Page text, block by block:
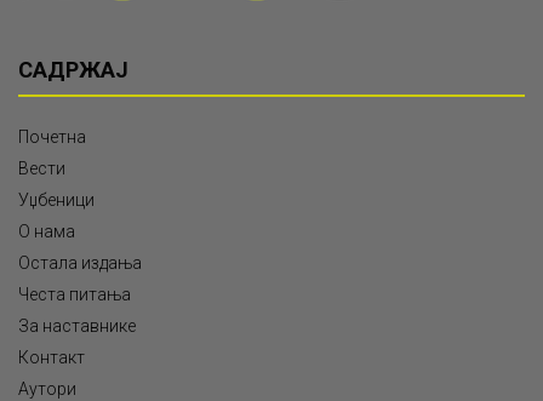
САДРЖАЈ
Почетна
Вести
Уџбеници
О нама
Остала издања
Честа питања
За наставнике
Контакт
Аутори